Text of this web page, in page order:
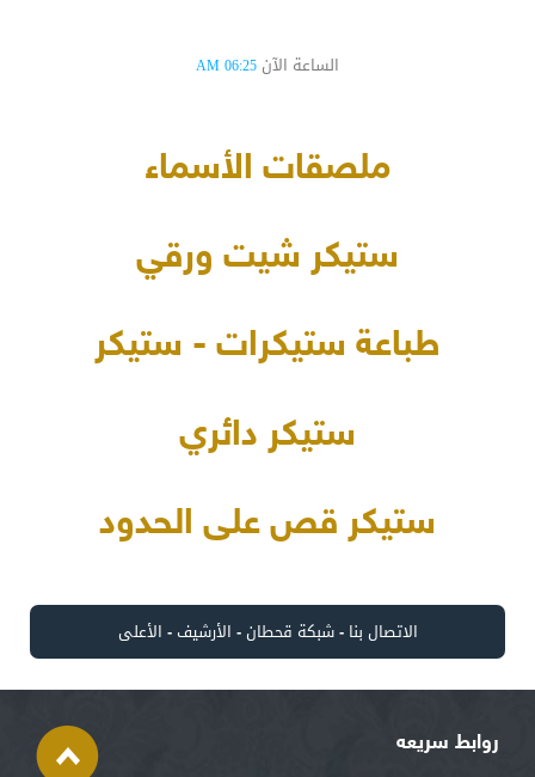
الساعة الآن 06:25 AM
ملصقات الأسماء
ستيكر شيت ورقي
طباعة ستيكرات - ستيكر
ستيكر دائري
ستيكر قص على الحدود
الاتصال بنا -شبكة قحطان- الأرشيف- الأعلى
روابط سريعه